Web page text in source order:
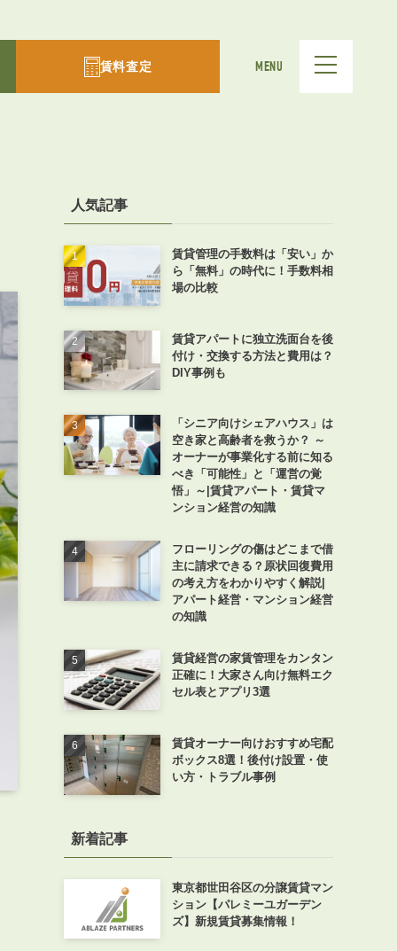
賃料査定 MENU
人気記事
賃貸管理の手数料は「安い」か
ら「無料」の時代に！手数料相
場の比較
賃貸アパートに独立洗面台を後
付け・交換する方法と費用は？
DIY事例も
「シニア向けシェアハウス」は
空き家と高齢者を救うか？ ～
オーナーが事業化する前に知る
べき「可能性」と「運営の覚
悟」～|賃貸アパート・賃貸マ
ンション経営の知識
フローリングの傷はどこまで借
主に請求できる？原状回復費用
の考え方をわかりやすく解説|
アパート経営・マンション経営
の知識
賃貸経営の家賃管理をカンタン
正確に！大家さん向け無料エク
セル表とアプリ3選
賃貸オーナー向けおすすめ宅配
ボックス8選！後付け設置・使
い方・トラブル事例
新着記事
東京都世田谷区の分譲賃貸マン
ション【パレミーユガーデン
ズ】新規賃貸募集情報！